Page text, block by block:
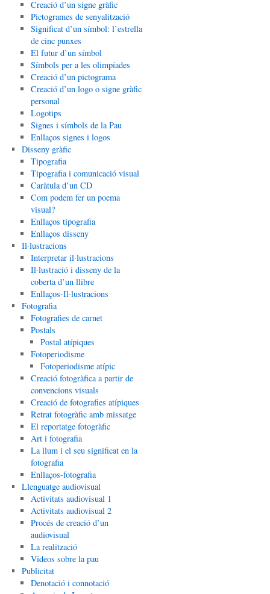
Creació d’un signe gràfic
Pictogrames de senyalització
Significat d’un símbol: l’estrella
de cinc punxes
El futur d’un símbol
Símbols per a les olimpíades
Creació d’un pictograma
Creació d’un logo o signe gràfic
personal
Logotips
Signes i símbols de la Pau
Enllaços signes i logos
Disseny gràfic
Tipografia
Tipografia i comunicació visual
Caràtula d’un CD
Com podem fer un poema
visual?
Enllaços tipografia
Enllaços disseny
Il·lustracions
Interpretar il·lustracions
Il·lustració i disseny de la
coberta d’un llibre
Enllaços-Il·lustracions
Fotografia
Fotografies de carnet
Postals
Postal atípiques
Fotoperiodisme
Fotoperiodisme atípic
Creació fotogràfica a partir de
convencions visuals
Creació de fotografies atípiques
Retrat fotogràfic amb missatge
El reportatge fotogràfic
Art i fotografia
La llum i el seu significat en la
fotografia
Enllaços-fotografia
Llenguatge audiovisual
Activitats audiovisual 1
Activitats audiovisual 2
Procés de creació d’un
audiovisual
La realització
Vídeos sobre la pau
Publicitat
Denotació i connotació